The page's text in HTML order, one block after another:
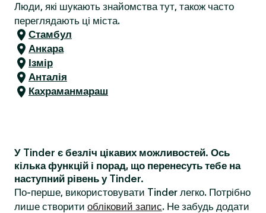
Люди, які шукають знайомства тут, також часто
переглядають ці міста.
Стамбул
Анкара
Ізмір
Анталія
Кахраманмараш
У Tinder є безліч цікавих можливостей. Ось
кілька функцій і порад, що перенесуть тебе на
наступний рівень у Tinder.
По-перше, використовувати Tinder легко. Потрібно
лише створити обліковий запис. Не забудь додати